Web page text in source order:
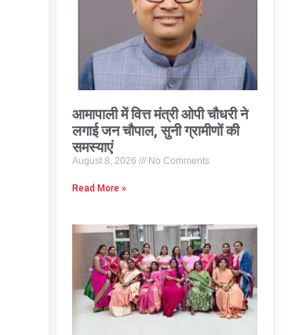
आमापाली में वित्त मंत्री ओपी चौधरी ने
लगाई जन चौपाल, सुनी ग्रामीणों की
समस्याएं
August 8, 2026 No Comments
Read More »